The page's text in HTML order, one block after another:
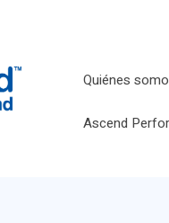
Quiénes
Ascend